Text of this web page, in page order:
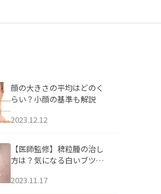
顔の大きさの平均はどのく
らい？小顔の基準も解説
2023.12.12
【医師監修】稗粒腫の治し
方は？気になる白いブツブ
アについて
2023.11.17